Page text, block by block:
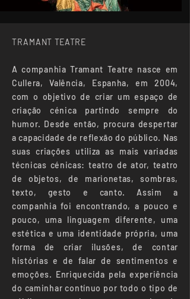
TRAMANT TEATRE
A companhia Tramant Teatre nasce em
Cullera, Valência, Espanha, em 2004,
com o objetivo de criar um espaço de
criação cénica partindo sempre do
humor. Desde então, procura despertar
a capacidade de reflexão do público. Nas
suas criações utiliza as mais variadas
técnicas cénicas: teatro de ator, teatro
de objetos, de marionetas, sombras,
texto, gesto e canto. Assim a
companhia foi encontrando, a pouco e
pouco, uma linguagem diferente, uma
estética e uma identidade própria, uma
forma de criar ilusões, de contar
histórias e de falar de sentimentos e
emoções. Enriquecida pela experiência
do caminhar contínuo por todo o tipo de